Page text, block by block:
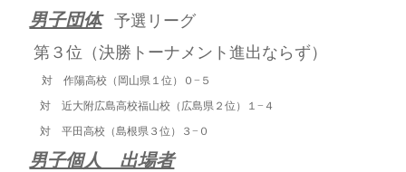
男子団体
予選リーグ
第３位（決勝トーナメント進出ならず）
対 作陽高校（岡山県１位）０−５
対 近大附広島高校福山校（広島県２位）１−４
対 平田高校（島根県３位）３−０
男子個人 出場者